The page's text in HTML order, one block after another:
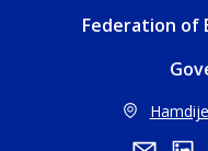
Federation of